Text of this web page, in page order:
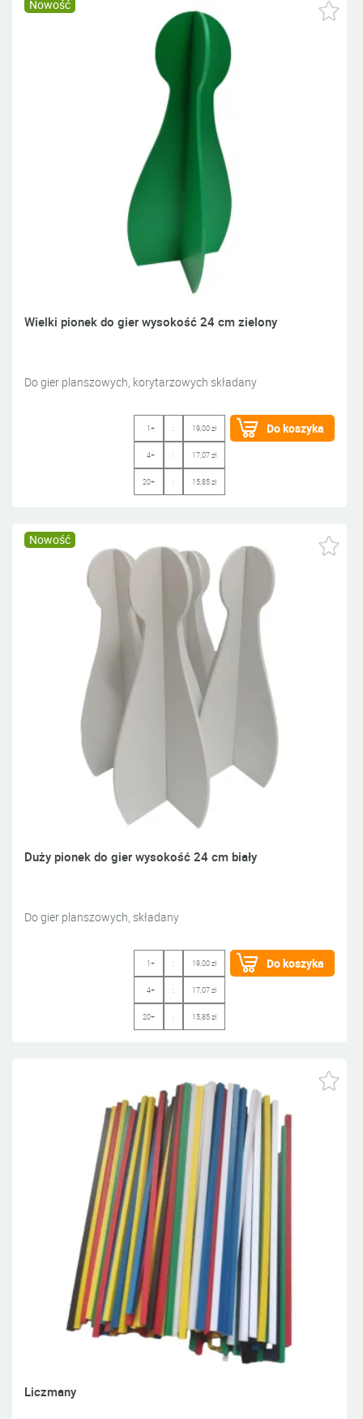
Nowość
Wielki pionek do gier wysokość 24 cm zielony
Do gier planszowych, korytarzowych składany
1+ : 19,00 zł
4+ : 17,07 zł
20+ : 15,85 zł
Do koszyka
Nowość
Duży pionek do gier wysokość 24 cm biały
Do gier planszowych, składany
1+ : 19,00 zł
4+ : 17,07 zł
20+ : 15,85 zł
Do koszyka
Liczmany